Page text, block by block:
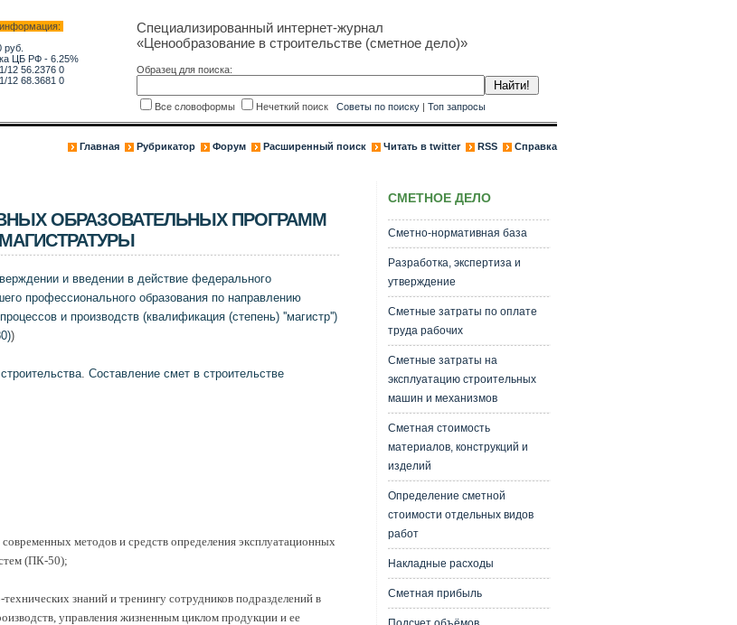
ЦБ РФ - 6.25%
12 56.2376 0
12 68.3681 0
Специализированный интернет-журнал
«Ценообразование в строительстве (сметное дело)»
Образец для поиска:
Все словоформы Нечеткий поиск Советы по поиску| Топ запросы
Главная Рубрикатор Форум Расширенный поиск Читать в twitter RSS Справка
ОБРАЗОВАТЕЛЬНЫХ ПРОГРАММ
и введении в действие федерального
профессионального образования по направлению
и производств (квалификация (степень) ''магистр'')
)
. Составление смет в строительстве
методов и средств определения эксплуатационных
(ПК-50);
знаний и тренингу сотрудников подразделений в
управления жизненным циклом продукции и ее
СМЕТНОЕ ДЕЛО
Сметно-нормативная база
Разработка, экспертиза и
утверждение
Сметные затраты по оплате
труда рабочих
Сметные затраты на
эксплуатацию строительных
машин и механизмов
Сметная стоимость
материалов, конструкций и
изделий
Определение сметной
стоимости отдельных видов
работ
Накладные расходы
Сметная прибыль